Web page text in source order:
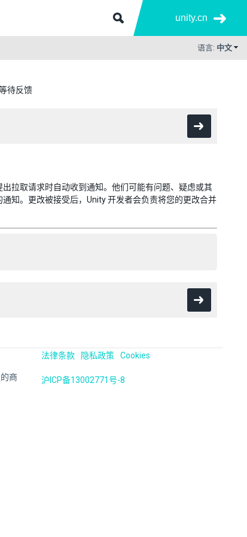
unity.cn
语言: 中文
待反馈
拉取请求时自动收到通知。他们可能有问题、疑虑或其
知。更改被接受后，Unity 开发者会负责将您的更改合并
商
法律条款 隐私政策 Cookies
沪ICP备13002771号-8